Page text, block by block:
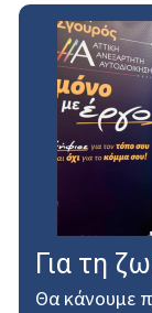
Για τη
Θα κάνουμε